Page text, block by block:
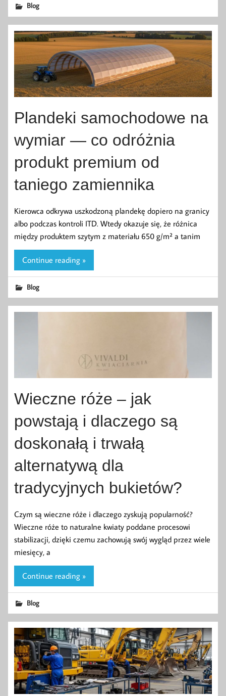
Blog
Plandeki samochodowe na
wymiar — co odróżnia
produkt premium od
taniego zamiennika
Kierowca odkrywa uszkodzoną plandekę dopiero na granicy
albo podczas kontroli ITD. Wtedy okazuje się, że różnica
między produktem szytym z materiału 650 g/m² a tanim
Continue reading »
Blog
Wieczne róże – jak
powstają i dlaczego są
doskonałą i trwałą
alternatywą dla
tradycyjnych bukietów?
Czym są wieczne róże i dlaczego zyskują popularność?
Wieczne róże to naturalne kwiaty poddane procesowi
stabilizacji, dzięki czemu zachowują swój wygląd przez wiele
miesięcy, a
Continue reading »
Blog